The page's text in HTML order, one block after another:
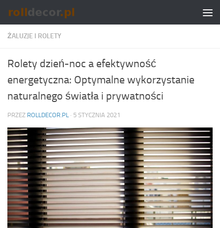
Skip to content
ŻALUZJE I ROLETY
Rolety dzień-noc a efektywność
energetyczna: Optymalne wykorzystanie
naturalnego światła i prywatności
PRZEZ ROLLDECOR.PL · 5 STYCZNIA 2021